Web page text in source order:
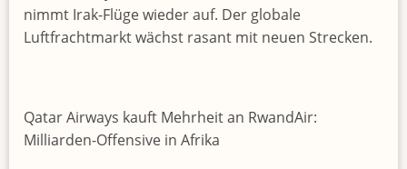
nimmt Irak-Flüge wieder auf. Der globale
Luftfrachtmarkt wächst rasant mit neuen Strecken.
Qatar Airways kauft Mehrheit an RwandAir:
Milliarden-Offensive in Afrika